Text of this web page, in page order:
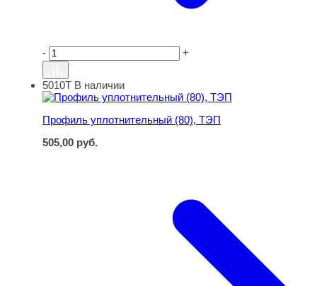
- +
Профиль уплотнительный (80), ТЭП
5010Т В наличии
Профиль уплотнительный (80), ТЭП
505,00 руб.